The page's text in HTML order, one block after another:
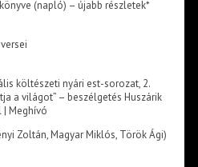
(napló) – újabb részletek*
költészeti nyári est-sorozat, 2.
a világot” – beszélgetés Huszárik
| Meghívó
Zoltán, Magyar Miklós, Török Ági)